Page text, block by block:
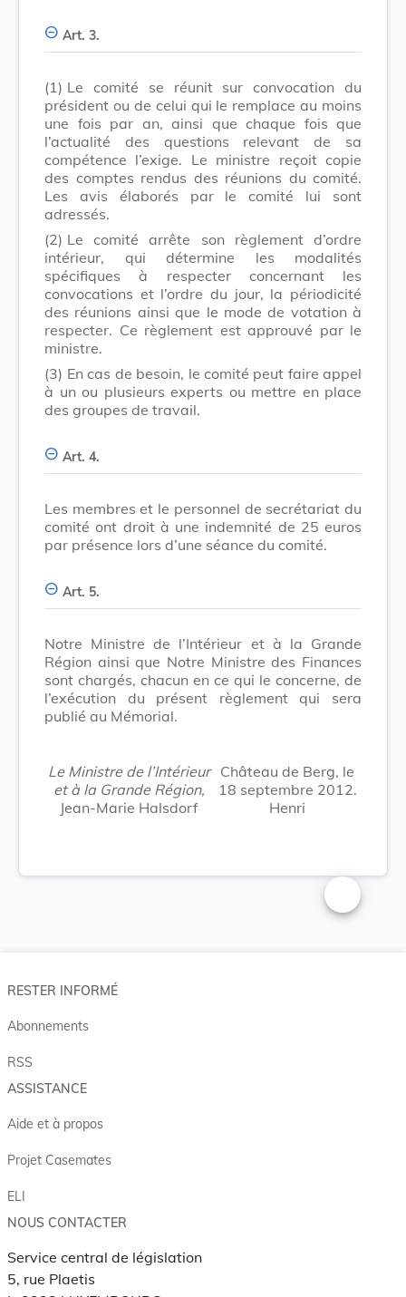
Art. 3.
(1) Le comité se réunit sur convocation du
président ou de celui qui le remplace au moins
une fois par an, ainsi que chaque fois que
l’actualité des questions relevant de sa
compétence l’exige. Le ministre reçoit copie
des comptes rendus des réunions du comité.
Les avis élaborés par le comité lui sont
adressés.
(2) Le comité arrête son règlement d’ordre
intérieur, qui détermine les modalités
spécifiques à respecter concernant les
convocations et l’ordre du jour, la périodicité
des réunions ainsi que le mode de votation à
respecter. Ce règlement est approuvé par le
ministre.
(3) En cas de besoin, le comité peut faire appel
à un ou plusieurs experts ou mettre en place
des groupes de travail.
Art. 4.
Les membres et le personnel de secrétariat du
comité ont droit à une indemnité de 25 euros
par présence lors d’une séance du comité.
Art. 5.
Notre Ministre de l’Intérieur et à la Grande
Région ainsi que Notre Ministre des Finances
sont chargés, chacun en ce qui le concerne, de
l’exécution du présent règlement qui sera
publié au Mémorial.
Le Ministre de l’Intérieur
et à la Grande Région,
Jean-Marie Halsdorf
Château de Berg, le
18 septembre 2012.
Henri
Changer la
RESTER INFORMÉ
Abonnements
RSS
ASSISTANCE
Aide et à propos
Projet Casemates
ELI
NOUS CONTACTER
Service central de législation
5, rue Plaetis